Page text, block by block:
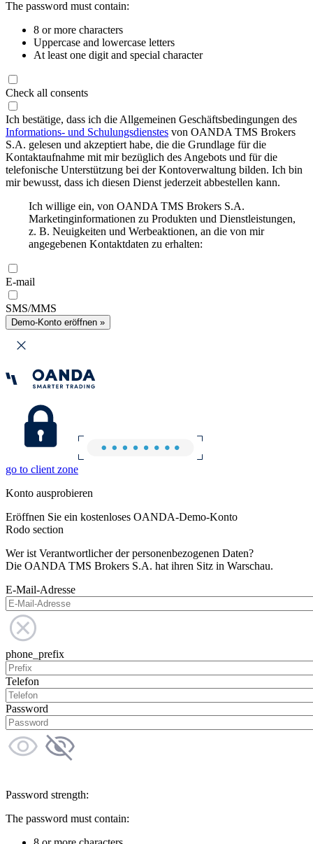
The password must contain:
8 or more characters
Uppercase and lowercase letters
At least one digit and special character
Check all consents
Ich bestätige, dass ich die Allgemeinen Geschäftsbedingungen des
Informations- und Schulungsdienstes von OANDA TMS Brokers
S.A. gelesen und akzeptiert habe, die die Grundlage für die
Kontaktaufnahme mit mir bezüglich des Angebots und für die
telefonische Unterstützung bei der Kontoverwaltung bilden. Ich bin
mir bewusst, dass ich diesen Dienst jederzeit abbestellen kann.
Ich willige ein, von OANDA TMS Brokers S.A.
Marketinginformationen zu Produkten und Dienstleistungen,
z. B. Neuigkeiten und Werbeaktionen, an die von mir
angegebenen Kontaktdaten zu erhalten:
E-mail
SMS/MMS
Demo-Konto eröffnen »
go to client zone
Konto ausprobieren
Eröffnen Sie ein kostenloses OANDA-Demo-Konto
Rodo section
Wer ist Verantwortlicher der personenbezogenen Daten?
Die OANDA TMS Brokers S.A. hat ihren Sitz in Warschau.
E-Mail-Adresse
phone_prefix
Telefon
Password
Password strength:
The password must contain: